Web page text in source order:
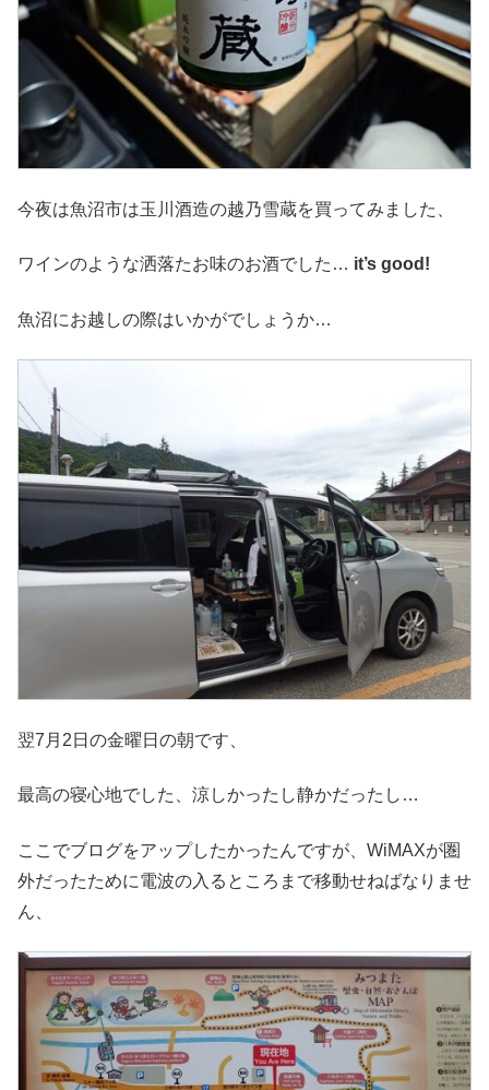
今夜は魚沼市は玉川酒造の越乃雪蔵を買ってみました、
ワインのような洒落たお味のお酒でした… it’s good!
魚沼にお越しの際はいかがでしょうか…
翌7月2日の金曜日の朝です、
最高の寝心地でした、涼しかったし静かだったし…
ここでブログをアップしたかったんですが、WiMAXが圏
外だったために電波の入るところまで移動せねばなりませ
ん、